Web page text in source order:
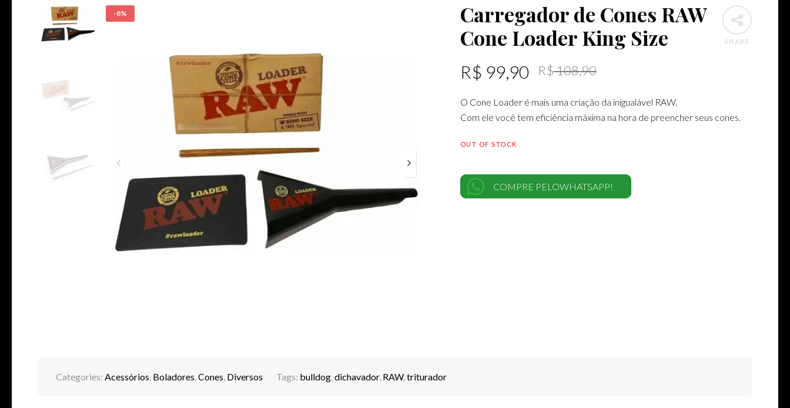
-8%
SHARE
Carregador de Cones RAW
Cone Loader King Size
R$108,90
R$ 99,90
O Cone Loader é mais uma criação da inigualável RAW.
Com ele você tem eficiência máxima na hora de preencher seus cones.
OUT OF STOCK
COMPRE PELOWHATSAPP!
Categories: Acessórios Boladores Cones Diversos Tags: bulldog dichavador, RAW, triturador